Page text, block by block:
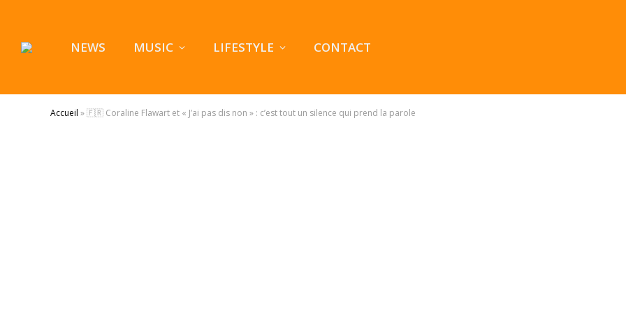
NEWS MUSIC LIFESTYLE CONTACT
Accueil »🇫🇷 Coraline Flawart et « J’ai pas dis non » : c’est tout un silence qui prend la parole